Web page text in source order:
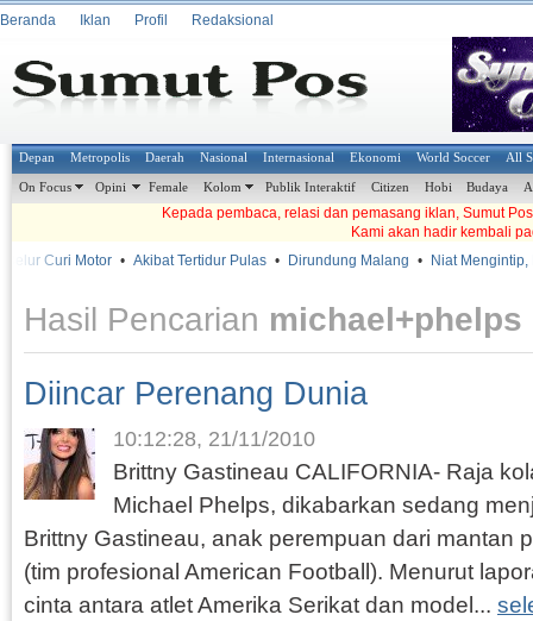
Beranda Iklan Profil Redaksional
Depan Metropolis Daerah Nasional Internasional Ekonomi World Soccer All
On Focus Opini Female Kolom Publik Interaktif Citizen Hobi Budaya
Kepada pembaca, relasi dan pemasang iklan, Sumut
Kami akan hadir kembali
Curi Motor
• Akibat Tertidur Pulas • Dirundung Malang • Niat Mengintip,
Hasil Pencarian michael+phelps
Diincar Perenang Dunia
10:12:28, 21/11/2010
Brittny Gastineau CALIFORNIA- Raja
Michael Phelps, dikabarkan sedang
Brittny Gastineau, anak perempuan dari mantan
(tim profesional American Football). Menurut
cinta antara atlet Amerika Serikat dan model...